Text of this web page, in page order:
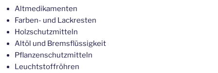
Altmedikamenten
Farben- und Lackresten
Holzschutzmitteln
Altöl und Bremsflüssigkeit
Pflanzenschutzmitteln
Leuchtstoffröhren